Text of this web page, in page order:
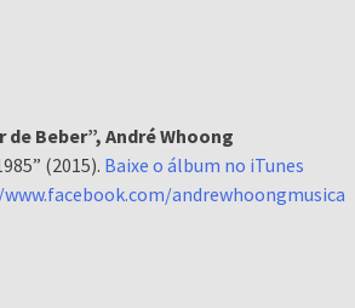
de Beber”, André Whoong
(2015). Baixe o álbum no iTunes
andrewhoongmusica